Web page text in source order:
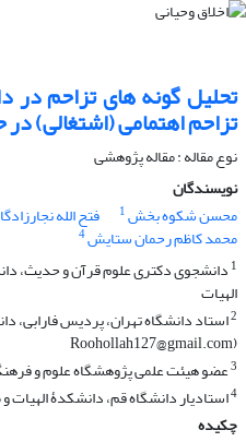
تحلیل گونه های تزاحم در
تزاحم اهتمامی (اشتغالی) در
نوع مقاله : مقاله پژوهشی
نویسندگان
محسن شکوه بخش1 فتح الله
محمد کاظم رحمان ستایش4
1 دانشجوی دکتری علوم قرآن و حدیث،
الهیات
2استاد دانشگاه تهران، پردیس فارابی،
(Roohollah127@gmail.com
3عضو هیئت علمی پژوهشگاه علوم و
4استادیار دانشگاه قم، دانشکدۀ الهیات
چکیده